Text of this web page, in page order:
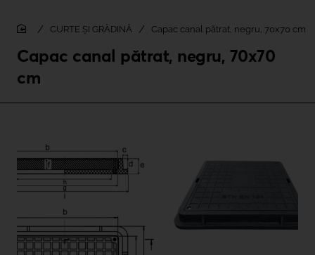
Capac canal pătrat, negru, 70x70
cm
CURTE ȘI GRĂDINĂ Capac canal pătrat, negru, 70x70 cm